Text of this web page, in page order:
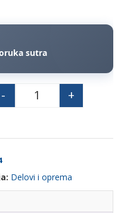
sutra
Virbla keramička 1/2
- +
Delovi i oprema